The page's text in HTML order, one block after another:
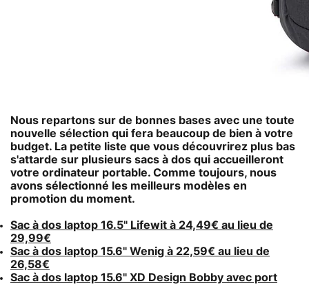
Nous repartons sur de bonnes bases avec une toute
nouvelle sélection qui fera beaucoup de bien à votre
budget. La petite liste que vous découvrirez plus bas
s'attarde sur plusieurs sacs à dos qui accueilleront
votre ordinateur portable. Comme toujours, nous
avons sélectionné les meilleurs modèles en
promotion du moment.
Sac à dos laptop 16.5" Lifewit à 24,49€ au lieu de
29,99€
Sac à dos laptop 15.6" Wenig à 22,59€ au lieu de
26,58€
Sac à dos laptop 15.6" XD Design Bobby avec port